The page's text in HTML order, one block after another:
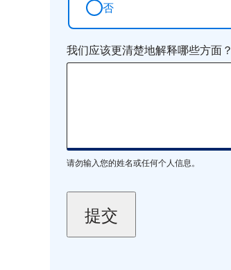
否
我们应该更清楚地解释哪些方面？
请勿输入您的姓名或任何个人信息。